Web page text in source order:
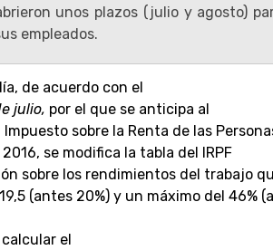
unos plazos (julio y agosto)
empleados.
de acuerdo con el
julio, por el que se anticipa al
sobre la Renta de las
se modifica la tabla del IRPF
sobre los rendimientos del trabajo
(antes 20%) y un máximo del 46%
el